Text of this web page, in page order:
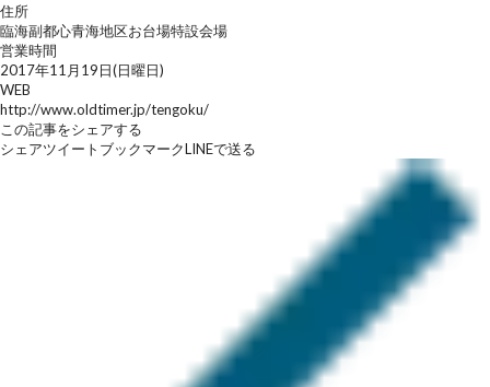
住所
臨海副都心青海地区お台場特設会場
営業時間
2017年11月19日(日曜日)
WEB
http://www.oldtimer.jp/tengoku/
この記事をシェアする
シェアツイート ブックマークLINEで送る